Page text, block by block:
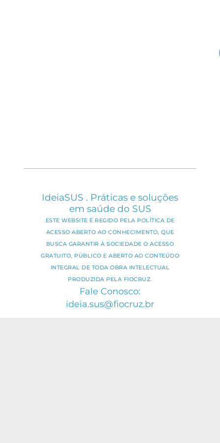
IdeiaSUS . Práticas e soluções
em saúde do SUS
ESTE WEBSITE É REGIDO PELA POLÍTICA DE
ACESSO ABERTO AO CONHECIMENTO, QUE
BUSCA GARANTIR À SOCIEDADE O ACESSO
GRATUITO, PÚBLICO E ABERTO AO CONTEÚDO
INTEGRAL DE TODA OBRA INTELECTUAL
PRODUZIDA PELA FIOCRUZ.
Fale Conosco:
ideia.sus@fiocruz.br